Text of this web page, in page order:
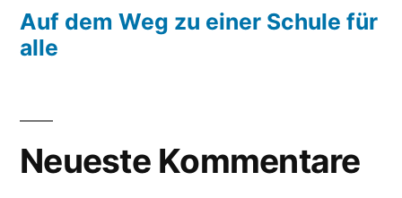
Auf dem Weg zu einer Schule für
alle
Neueste Kommentare